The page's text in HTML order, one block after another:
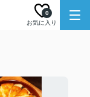
お気に入り
0